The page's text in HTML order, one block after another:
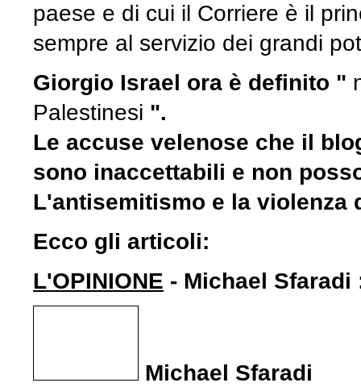
paese e di cui il Corriere è il
sempre al servizio dei grandi
Giorgio Israel ora è definito "
Palestinesi ".
Le accuse velenose che il
sono inaccettabili e non
L'antisemitismo e la violenza
Ecco gli articoli:
L'OPINIONE - Michael
Michael Sfaradi